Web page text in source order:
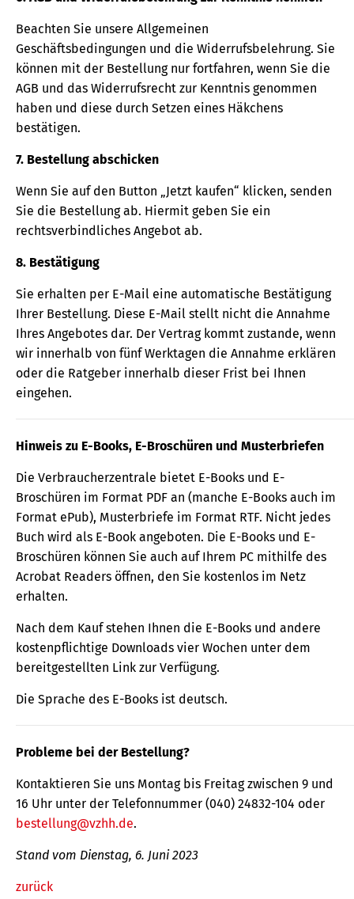
Beachten Sie unsere Allgemeinen
Geschäftsbedingungen und die Widerrufsbelehrung. Sie
können mit der Bestellung nur fortfahren, wenn Sie die
AGB und das Widerrufsrecht zur Kenntnis genommen
haben und diese durch Setzen eines Häkchens
bestätigen.
7. Bestellung abschicken
Wenn Sie auf den Button „Jetzt kaufen“ klicken, senden
Sie die Bestellung ab. Hiermit geben Sie ein
rechtsverbindliches Angebot ab.
8. Bestätigung
Sie erhalten per E-Mail eine automatische Bestätigung
Ihrer Bestellung. Diese E-Mail stellt nicht die Annahme
Ihres Angebotes dar. Der Vertrag kommt zustande, wenn
wir innerhalb von fünf Werktagen die Annahme erklären
oder die Ratgeber innerhalb dieser Frist bei Ihnen
eingehen.
Hinweis zu E-Books, E-Broschüren und Musterbriefen
Die Verbraucherzentrale bietet E-Books und E-
Broschüren im Format PDF an (manche E-Books auch im
Format ePub), Musterbriefe im Format RTF. Nicht jedes
Buch wird als E-Book angeboten. Die E-Books und E-
Broschüren können Sie auch auf Ihrem PC mithilfe des
Acrobat Readers öffnen, den Sie kostenlos im Netz
erhalten.
Nach dem Kauf stehen Ihnen die E-Books und andere
kostenpflichtige Downloads vier Wochen unter dem
bereitgestellten Link zur Verfügung.
Die Sprache des E-Books ist deutsch.
Probleme bei der Bestellung?
Kontaktieren Sie uns Montag bis Freitag zwischen 9 und
16 Uhr unter der Telefonnummer (040) 24832-104 oder
bestellung@vzhh.de.
Stand vom Dienstag, 6. Juni 2023
zurück